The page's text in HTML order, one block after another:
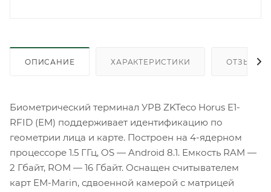
ОПИСАНИЕ ХАРАКТЕРИСТИКИ ОТЗЫВЫ
Биометрический терминал УРВ ZKTeco Horus E1-
RFID (EM) поддерживает идентификацию по
геометрии лица и карте. Построен на 4-ядерном
процессоре 1.5 ГГц, OS — Android 8.1. Емкость RAM —
2 Гбайт, ROM — 16 Гбайт. Оснащен считывателем
карт EM-Marin, сдвоенной камерой с матрицей